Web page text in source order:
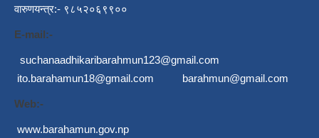
वारुणयन्त्र:- ९८५२०६९९००
E-mail:-
suchanaadhikaribarahmun123@gmail.com
ito.barahamun18@gmail.com
barahmun@gmail.com
Web:-
www.barahamun.gov.np